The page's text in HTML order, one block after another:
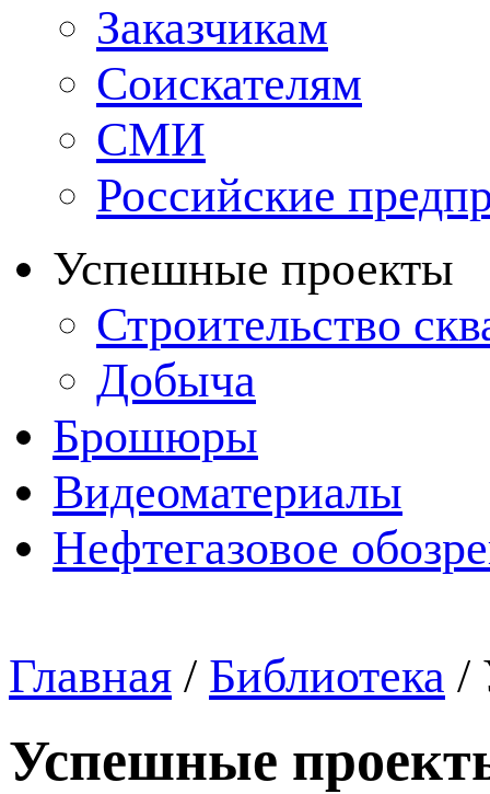
Заказчикам
Соискателям
СМИ
Российские
Успешные проекты
Строительство
Добыча
Брошюры
Видеоматериалы
Нефтегазовое
Главная / Библиотека /
Успешные